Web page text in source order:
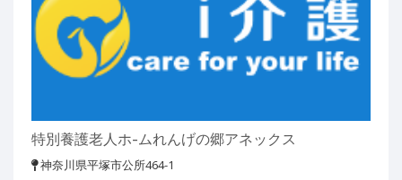
特別養護老人ホ-ムれんげの郷アネックス
神奈川県平塚市公所464-1